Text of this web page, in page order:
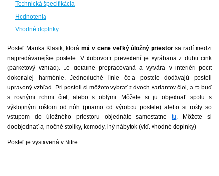
Technická špecifikácia
Hodnotenia
Vhodné doplnky
Posteľ Marika Klasik, ktorá má v cene veľký úložný priestor sa radí medzi
najpredávanejšie postele. V dubovom prevedení je vyrábaná z dubu cink
(parketový vzhľad). Je detailne prepracovaná a vytvára v interiéri pocit
dokonalej harmónie. Jednoduché línie čela postele dodávajú posteli
upravený vzhľad. Pri posteli si môžete vybrať z dvoch variantov čiel, a to buď
s rovnými rohmi čiel, alebo s oblými. Môžete si ju objednať spolu s
výklopným roštom od nôh (priamo od výrobcu postele) alebo si rošty so
vstupom do úložného priestoru objednáte samostatnetu. Môžete si
doobjednať aj nočné stolíky, komody, iný nábytok (viď. vhodné doplnky).
Posteľ je vystavená v Nitre.